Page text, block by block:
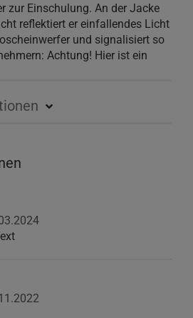
zur Einschulung. An der Jacke
reflektiert er einfallendes Licht
und signalisiert so
Achtung! Hier ist ein